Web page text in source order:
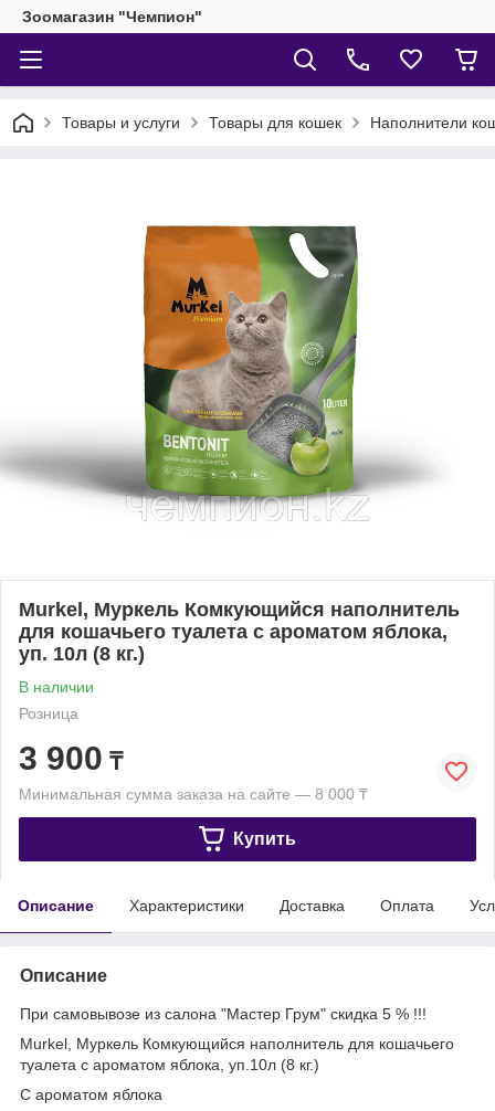
Зоомагазин "Чемпион"
Товары и услуги Товары для кошек Наполнители
Murkel, Муркель Комкующийся наполнитель
для кошачьего туалета с ароматом яблока,
уп. 10л (8 кг.)
В наличии
Розница
3 900 ₸
Минимальная сумма заказа на сайте — 8 000 ₸
Купить
Описание Характеристики Доставка Оплата
Описание
При самовывозе из салона "Мастер Грум" скидка 5 % !!!
Murkel, Муркель Комкующийся наполнитель для кошачьего
туалета с ароматом яблока, уп.10л (8 кг.)
С ароматом яблока